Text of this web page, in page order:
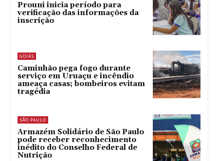
Prouni inicia período para
verificação das informações da
inscrição
GOIÁS
Caminhão pega fogo durante
serviço em Uruaçu e incêndio
ameaça casas; bombeiros evitam
tragédia
SÃO PAULO
Armazém Solidário de São Paulo
pode receber reconhecimento
inédito do Conselho Federal de
Nutrição